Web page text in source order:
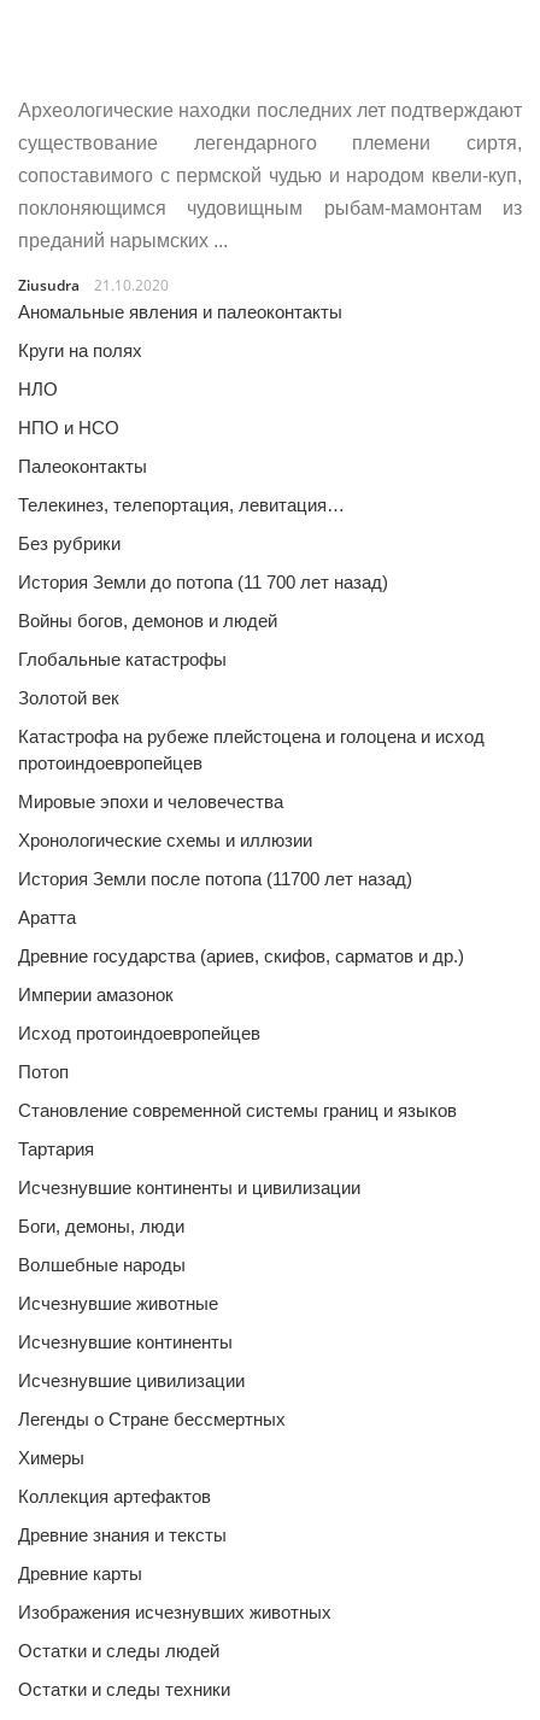
Археологические находки последних лет подтверждают
существование легендарного племени сиртя,
сопоставимого с пермской чудью и народом квели-куп,
поклоняющимся чудовищным рыбам-мамонтам из
преданий нарымских ...
Ziusudra
21.10.2020
Аномальные явления и палеоконтакты
Круги на полях
НЛО
НПО и НСО
Палеоконтакты
Телекинез, телепортация, левитация…
Без рубрики
История Земли до потопа (11 700 лет назад)
Войны богов, демонов и людей
Глобальные катастрофы
Золотой век
Катастрофа на рубеже плейстоцена и голоцена и исход
протоиндоевропейцев
Мировые эпохи и человечества
Хронологические схемы и иллюзии
История Земли после потопа (11700 лет назад)
Аратта
Древние государства (ариев, скифов, сарматов и др.)
Империи амазонок
Исход протоиндоевропейцев
Потоп
Становление современной системы границ и языков
Тартария
Исчезнувшие континенты и цивилизации
Боги, демоны, люди
Волшебные народы
Исчезнувшие животные
Исчезнувшие континенты
Исчезнувшие цивилизации
Легенды о Стране бессмертных
Химеры
Коллекция артефактов
Древние знания и тексты
Древние карты
Изображения исчезнувших животных
Остатки и следы людей
Остатки и следы техники